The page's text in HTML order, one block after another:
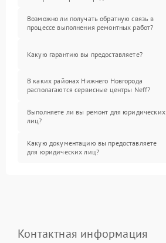
Возможно ли получать обратную связь в
процессе выполнения ремонтных работ?
Какую гарантию вы предоставляете?
В каких районах Нижнего Новгорода
располагаются сервисные центры Neff?
Выполняете ли вы ремонт для юридических
лиц?
Какую документацию вы предоставляете
для юридических лиц?
Контактная информация